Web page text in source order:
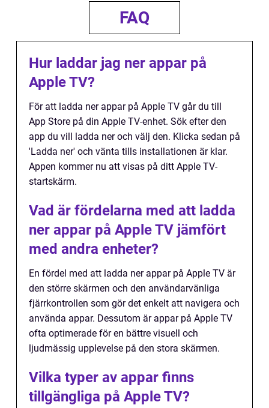
FAQ
Hur laddar jag ner appar på
Apple TV?
För att ladda ner appar på Apple TV går du till
App Store på din Apple TV-enhet. Sök efter den
app du vill ladda ner och välj den. Klicka sedan på
'Ladda ner' och vänta tills installationen är klar.
Appen kommer nu att visas på ditt Apple TV-
startskärm.
Vad är fördelarna med att ladda
ner appar på Apple TV jämfört
med andra enheter?
En fördel med att ladda ner appar på Apple TV är
den större skärmen och den användarvänliga
fjärrkontrollen som gör det enkelt att navigera och
använda appar. Dessutom är appar på Apple TV
ofta optimerade för en bättre visuell och
ljudmässig upplevelse på den stora skärmen.
Vilka typer av appar finns
tillgängliga på Apple TV?